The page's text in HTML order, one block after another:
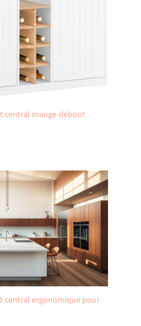
central mange-debout
central ergonomique pour